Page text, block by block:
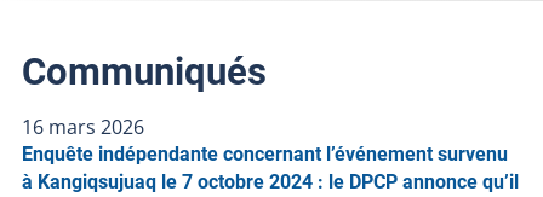
Communiqués
16 mars 2026
Enquête indépendante concernant l’événement survenu
à Kangiqsujuaq le 7 octobre 2024 : le DPCP annonce qu’il